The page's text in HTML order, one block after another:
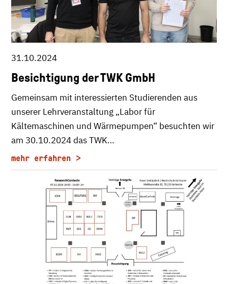
31.10.2024
Besichtigung der TWK GmbH
Gemeinsam mit interessierten Studierenden aus
unserer Lehrveranstaltung „Labor für
Kältemaschinen und Wärmepumpen“ besuchten wir
am 30.10.2024 das TWK…
mehr erfahren